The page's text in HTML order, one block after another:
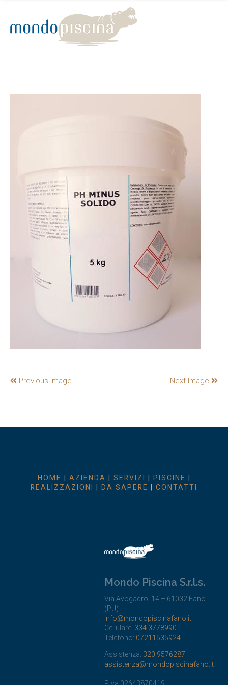
Previous Image Next Image
HOME AZIENDA SERVIZI PISCINE
REALIZZAZIONI
DA SAPERE CONTATTI
Mondo Piscina S.r.l.s.
Via Avogadro, 14 – 61032 Fano
(PU)
info@mondopiscinafano.it
Cellulare: 334.3778990
Telefono: 07211535924
Assistenza: 320.9576287
assistenza@mondopiscinafano.it